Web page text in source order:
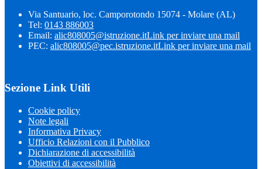
Via Santuario, loc. Camporotondo 15074 - Molare (AL)
Tel: 0143 886003
Email: alic808005@istruzione.itLink per inviare una mail
PEC: alic808005@pec.istruzione.itLink per inviare una mail
Sezione Link Utili
Cookie policy
Note legali
Informativa Privacy
Ufficio Relazioni con il Pubblico
Dichiarazione di accessibilità
Obiettivi di accessibilità